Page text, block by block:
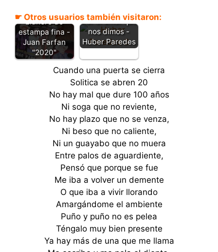
☛ Otros usuarios también visitaron:
Llanero de
estampa fina -
Juan Farfan
"2020"
Por el amor que
nos dimos -
Huber Paredes
Cuando una puerta se cierra
Solitica se abren 20
No hay mal que dure 100 años
Ni soga que no reviente,
No hay plazo que no se venza,
Ni beso que no caliente,
Ni un guayabo que no muera
Entre palos de aguardiente,
Pensó que porque se fue
Me iba a volver un demente
O que iba a vivir llorando
Amargándome el ambiente
Puño y puño no es pelea
Téngalo muy bien presente
Ya hay más de una que me llama